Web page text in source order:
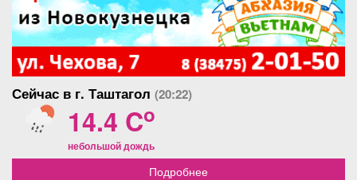
Сейчас в г. Таштагол (20:22)
14.4 Co
небольшой дождь
Подробнее